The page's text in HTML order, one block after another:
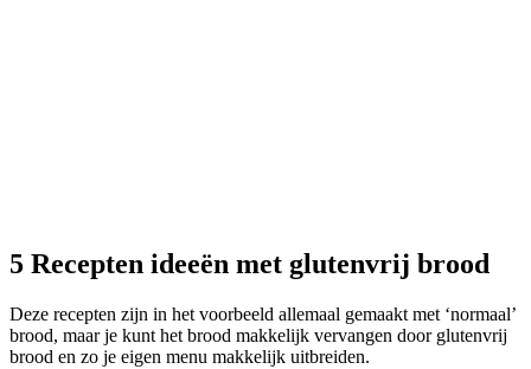
5 Recepten ideeën met glutenvrij brood
Deze recepten zijn in het voorbeeld allemaal gemaakt met ‘normaal’
brood, maar je kunt het brood makkelijk vervangen door glutenvrij
brood en zo je eigen menu makkelijk uitbreiden.